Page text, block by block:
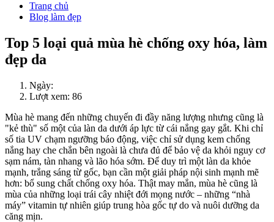
Trang chủ
Blog làm đẹp
Top 5 loại quả mùa hè chống oxy hóa, làm
đẹp da
Ngày:
Lượt xem: 86
Mùa hè mang đến những chuyến đi đầy năng lượng nhưng cũng là
"kẻ thù" số một của làn da dưới áp lực từ cái nắng gay gắt. Khi chỉ
số tia UV chạm ngưỡng báo động, việc chỉ sử dụng kem chống
nắng hay che chắn bên ngoài là chưa đủ để bảo vệ da khỏi nguy cơ
sạm nám, tàn nhang và lão hóa sớm. Để duy trì một làn da khỏe
mạnh, trắng sáng từ gốc, bạn cần một giải pháp nội sinh mạnh mẽ
hơn: bổ sung chất chống oxy hóa. Thật may mắn, mùa hè cũng là
mùa của những loại trái cây nhiệt đới mọng nước – những “nhà
máy” vitamin tự nhiên giúp trung hòa gốc tự do và nuôi dưỡng da
căng mịn.